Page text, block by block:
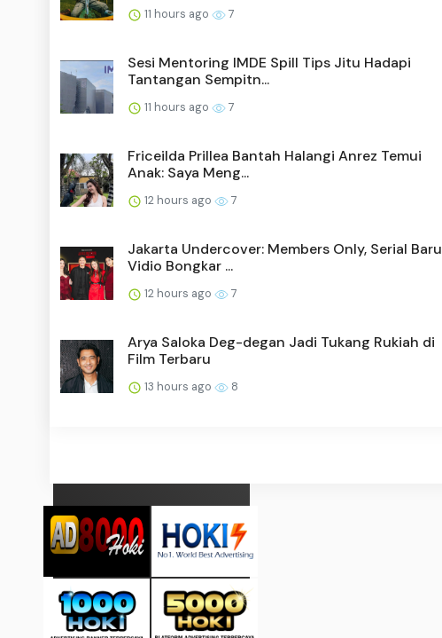
11 hours ago 7
Sesi Mentoring IMDE Spill Tips Jitu Hadapi
Tantangan Sempitn...
11 hours ago 7
Friceilda Prillea Bantah Halangi Anrez Temui
Anak: Saya Meng...
12 hours ago 7
Jakarta Undercover: Members Only, Serial Baru
Vidio Bongkar ...
12 hours ago 7
Arya Saloka Deg-degan Jadi Tukang Rukiah di
Film Terbaru
13 hours ago 8